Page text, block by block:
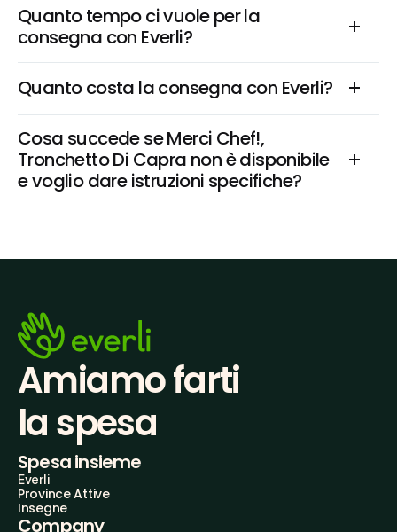
Quanto tempo ci vuole per la
consegna con Everli?
Quanto costa la consegna con Everli?
Cosa succede se Merci Chef!,
Tronchetto Di Capra non è disponibile
e voglio dare istruzioni specifiche?
Amiamo farti
la spesa
Spesa insieme
Everli
Province Attive
Insegne
Company